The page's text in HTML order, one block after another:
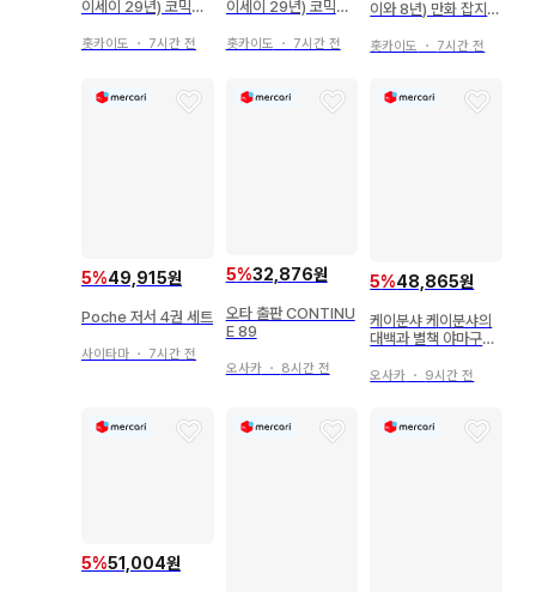
이세이 29년) 코믹스
점프 1986년(쇼와 61
홋카이도 ・ 7시간 전
이세이 29년) 코믹스
점프 1995년(헤이세
홋카이도 ・ 7시간 전
이와 8년) 만화 잡지
년(레이와 8년) 27호
홋카이도 ・ 7시간 전
5%49,915원
Poche 저서 4권 세트
사이타마 ・ 7시간 전
5%32,876원
오타 출판 CONTINU
E 89
오사카・ 8시간 전
5%48,865원
케이분샤 케이분샤의
대백과 별책 야마구치
혼 기념판
오사카 ・ 9시간 전
5%51,004원